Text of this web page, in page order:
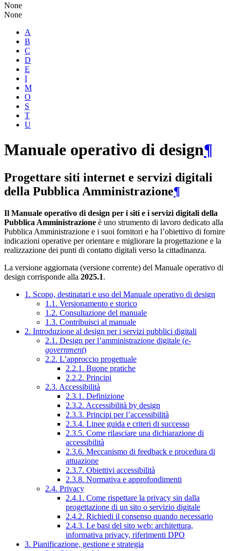
None
None
A
B
C
D
E
I
M
O
S
T
U
Manuale operativo di design¶
Progettare siti internet e servizi digitali
della Pubblica Amministrazione¶
Il Manuale operativo di design per i siti e i servizi digitali della
Pubblica Amministrazione è uno strumento di lavoro dedicato alla
Pubblica Amministrazione e i suoi fornitori e ha l’obiettivo di fornire
indicazioni operative per orientare e migliorare la progettazione e la
realizzazione dei punti di contatto digitali verso la cittadinanza.
La versione aggiornata (versione corrente) del Manuale operativo di
design corrisponde alla 2025.1.
1. Scopo, destinatari e uso del Manuale operativo di design
1.1. Versionamento e storico
1.2. Consultazione del manuale
1.3. Contribuisci al manuale
2. Introduzione al design per i servizi pubblici digitali
2.1. Design per l’amministrazione digitale (e-
government)
2.2. L’approccio progettuale
2.2.1. Buone pratiche
2.2.2. Principi
2.3. Accessibilità
2.3.1. Definizione
2.3.2. Accessibilità by design
2.3.3. Principi per l’accessibilità
2.3.4. Linee guida e criteri di successo
2.3.5. Come rilasciare una dichiarazione di
accessibilità
2.3.6. Meccanismo di feedback e procedura di
attuazione
2.3.7. Obiettivi accessibilità
2.3.8. Normativa e approfondimenti
2.4. Privacy
2.4.1. Come rispettare la privacy sin dalla
progettazione di un sito o servizio digitale
2.4.2. Richiedi il consenso quando necessario
2.4.3. Le basi del sito web: architettura,
informativa privacy, riferimenti DPO
3. Pianificazione, gestione e strategia